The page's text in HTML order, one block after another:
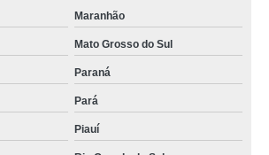
Maranhão
Mato Grosso do Sul
Paraná
Pará
Piauí